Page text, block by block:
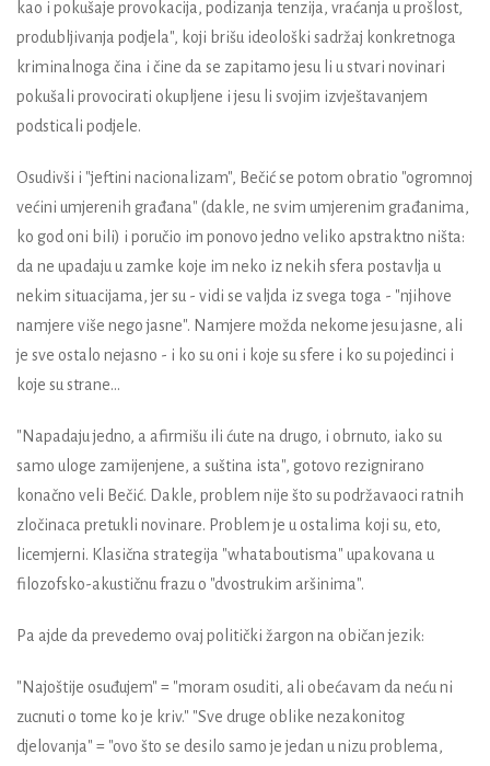
kao i pokušaje provokacija, podizanja tenzija, vraćanja u prošlost,
produbljivanja podjela", koji brišu ideološki sadržaj konkretnoga
kriminalnoga čina i čine da se zapitamo jesu li u stvari novinari
pokušali provocirati okupljene i jesu li svojim izvještavanjem
podsticali podjele.
Osudivši i "jeftini nacionalizam", Bečić se potom obratio "ogromnoj
većini umjerenih građana" (dakle, ne svim umjerenim građanima,
ko god oni bili) i poručio im ponovo jedno veliko apstraktno ništa:
da ne upadaju u zamke koje im neko iz nekih sfera postavlja u
nekim situacijama, jer su - vidi se valjda iz svega toga - "njihove
namjere više nego jasne". Namjere možda nekome jesu jasne, ali
je sve ostalo nejasno - i ko su oni i koje su sfere i ko su pojedinci i
koje su strane...
"Napadaju jedno, a afirmišu ili ćute na drugo, i obrnuto, iako su
samo uloge zamijenjene, a suština ista", gotovo rezignirano
konačno veli Bečić. Dakle, problem nije što su podržavaoci ratnih
zločinaca pretukli novinare. Problem je u ostalima koji su, eto,
licemjerni. Klasična strategija "whataboutisma" upakovana u
filozofsko-akustičnu frazu o "dvostrukim aršinima".
Pa ajde da prevedemo ovaj politički žargon na običan jezik:
"Najoštije osuđujem" = "moram osuditi, ali obećavam da neću ni
zucnuti o tome ko je kriv." "Sve druge oblike nezakonitog
djelovanja" = "ovo što se desilo samo je jedan u nizu problema,